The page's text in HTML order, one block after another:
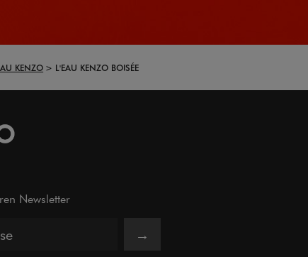
KENZO L'EAU KENZO BOISÉE
Newsletter
→